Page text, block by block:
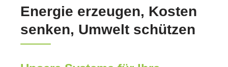
Energie erzeugen, Kosten
senken, Umwelt schützen